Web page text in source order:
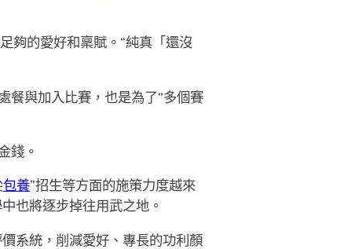
夠的愛好和稟賦。“純真「還沒
餐與加入比賽，也是為了“多個賽
錢。
包養”招生等方面的施策力度越來
也將逐步掉往用武之地。
系統，削減愛好、專長的功利顏